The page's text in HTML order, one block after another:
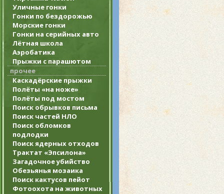
Уличные гонки
Гонки по бездорожью
Морские гонки
Гонки на серийных авто
Лётная школа
Аэробатика
Прыжки с парашютом
прочее
Каскадёрские прыжки
Полёты «на ноже»
Полёты под мостом
Поиск обрывков письма
Поиск частей НЛО
Поиск обломков
подлодки
Поиск ядерных отходов
Трактат «Эпсилона»
Загадочное убийство
Обезьянья мозаика
Поиск кактусов пейот
Фотоохота на животных